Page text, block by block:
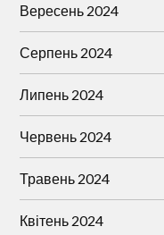
Вересень 2024
Серпень 2024
Липень 2024
Червень 2024
Травень 2024
Квітень 2024